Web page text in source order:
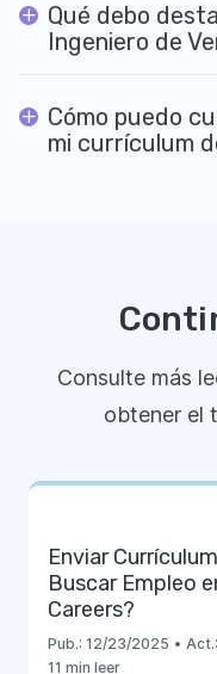
Qué debo
Ingeniero de
Cómo puedo
mi currículum
Consulte más
obtener el
Enviar
Buscar Empleo
Careers?
Pub.: 12/23/2025 • Act.:
11 min leer